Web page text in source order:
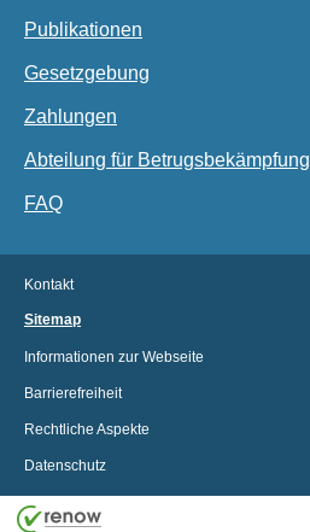
Publikationen
Gesetzgebung
Zahlungen
Abteilung für Betrugsbekämpfung
FAQ
Kontakt
Sitemap
Informationen zur Webseite
Barrierefreiheit
Rechtliche Aspekte
Datenschutz